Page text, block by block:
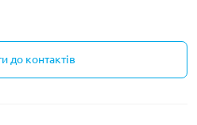
до контактів